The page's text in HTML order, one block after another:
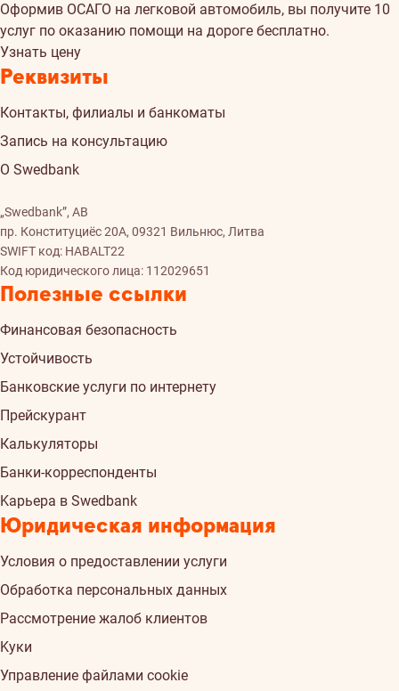
Oформив ОСАГО на легковой автомобиль, вы получите 10
услуг по оказанию помощи на дороге бесплатно.
Узнать цену
Реквизиты
Контакты, филиалы и банкоматы
Запись на консультацию
О Swedbank
„Swedbank”, AB
пр. Конституциёс 20A, 09321 Вильнюс, Литва
SWIFT код: HABALT22
Код юридического лица: 112029651
Полезные ссылки
Финансовая безопасность
Устойчивость
Банковские услуги по интернету
Прейскурант
Калькуляторы
Банки-корреспонденты
Kарьера в Swedbank
Юридическая информация
Условия о предоставлении услуги
Обработка персональных данных
Рассмотрение жалоб клиентов
Kуки
Управление файлами cookie